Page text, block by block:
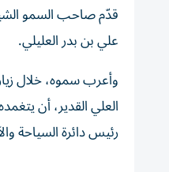
قدّم صاحب السمو
علي بن بدر العليلي.
وأعرب سموه، خلال
العلي القدير، أن
رئيس دائرة السياحة